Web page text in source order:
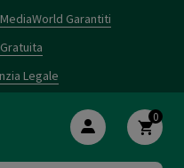
Garantiti
Legale
0